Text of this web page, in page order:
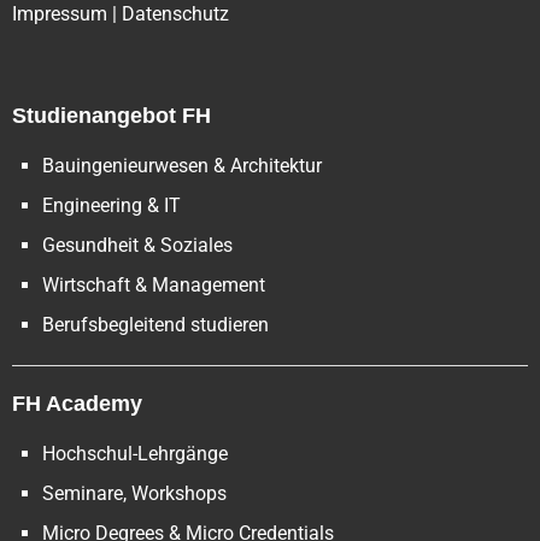
Impressum | Datenschutz
Studienangebot FH
Bauingenieurwesen & Architektur
Engineering & IT
Gesundheit & Soziales
Wirtschaft & Management
Berufsbegleitend studieren
FH Academy
Hochschul-Lehrgänge
Seminare, Workshops
Micro Degrees & Micro Credentials